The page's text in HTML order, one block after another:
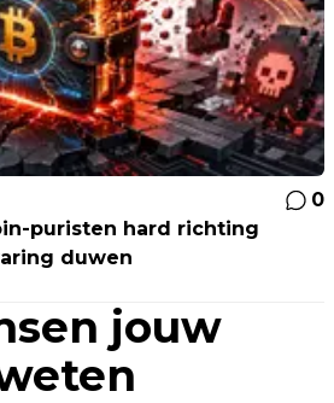
0
puristen hard richting
duwen
jouw